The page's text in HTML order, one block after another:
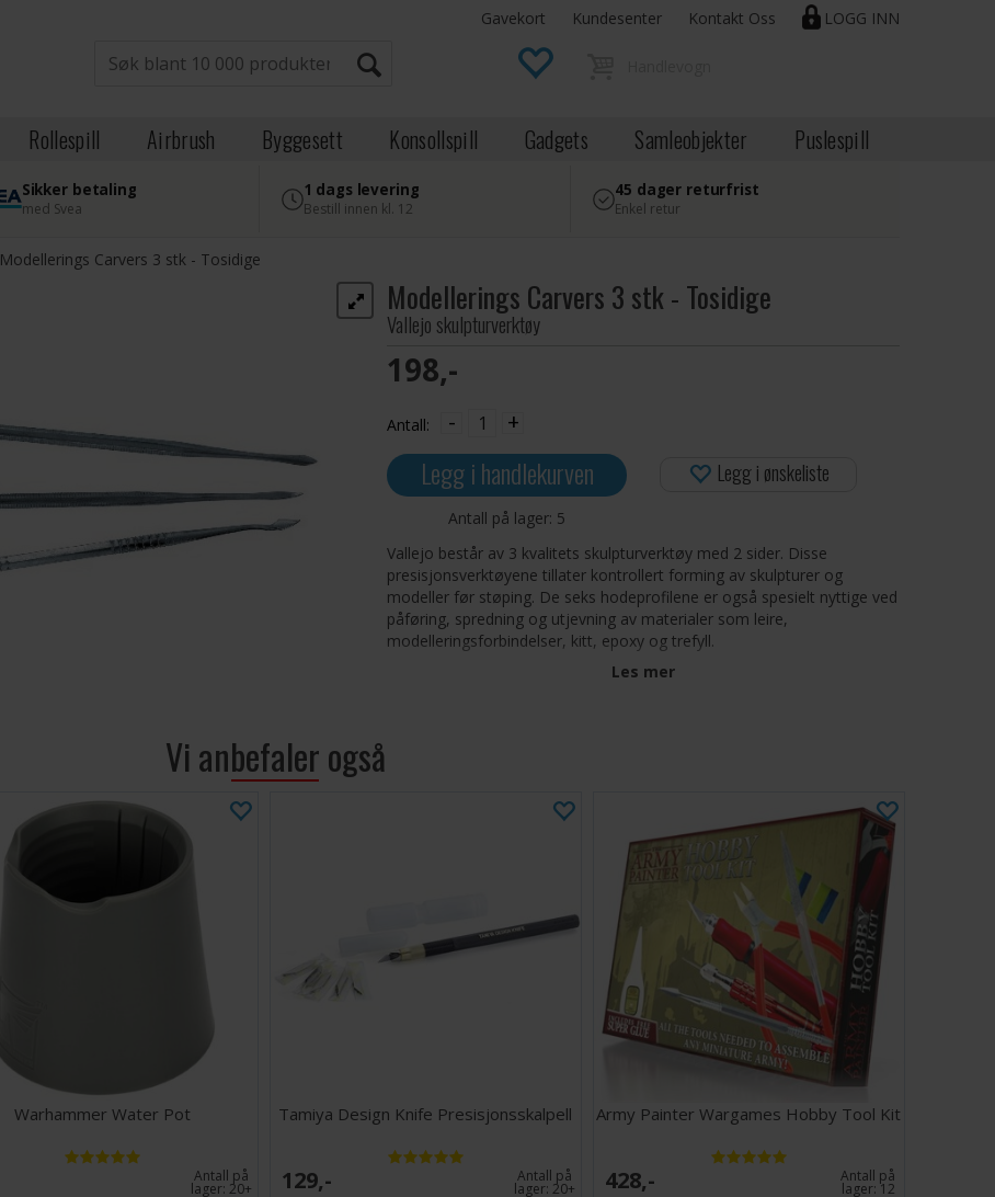
LOGG INN
Gavekort Kundesenter Kontakt Oss
Rollespill Airbrush Byggesett Konsollspill Gadgets Samleobjekter Puslespill
Sikker betaling
med Svea
1 dags levering
Bestill innen kl. 12
45 dager returfrist
Enkel retur
Modellerings Carvers 3 stk - Tosidige
Modellerings Carvers 3 stk - Tosidige
Vallejo skulpturverktøy
198,-
Antall: - +
Legg i handlekurven
Antall på lager: 5
Legg i ønskeliste
Vallejo består av 3 kvalitets skulpturverktøy med 2 sider. Disse
presisjonsverktøyene tillater kontrollert forming av skulpturer og
modeller før støping. De seks hodeprofilene er også spesielt nyttige ved
påføring, spredning og utjevning av materialer som leire,
modelleringsforbindelser, kitt, epoxy og trefyll.
Les mer
Vi anbefaler også
Warhammer Water Pot
Antall på
lager:20+
Tamiya Design Knife Presisjonsskalpell
129,- Antall på
lager:20+
Army Painter Wargames Hobby Tool Kit
428,- Antall på
lager: 12